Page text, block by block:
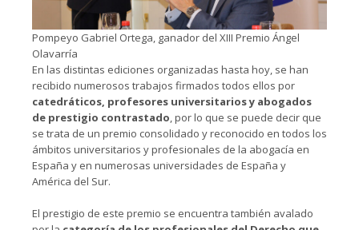
Pompeyo Gabriel Ortega, ganador del XIII Premio Ángel
Olavarría
En las distintas ediciones organizadas hasta hoy, se han
recibido numerosos trabajos firmados todos ellos por
catedráticos, profesores universitarios y abogados
de prestigio contrastado, por lo que se puede decir que
se trata de un premio consolidado y reconocido en todos los
ámbitos universitarios y profesionales de la abogacía en
España y en numerosas universidades de España y
América del Sur.
El prestigio de este premio se encuentra también avalado